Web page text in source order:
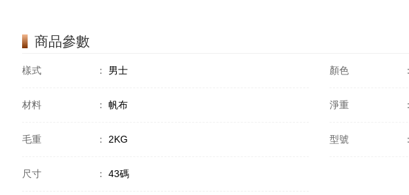
商品參數
樣式 ： 男士 顏色 ：
材料 ： 帆布 淨重 ：
毛重 ： 2KG 型號 ：
尺寸 ： 43碼